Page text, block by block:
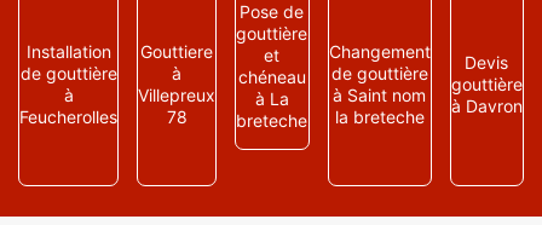
Installation
de gouttière
à
Feucherolles
Gouttiere
à
Villepreux
78
Pose de
gouttière
et
chéneau
à La
breteche
Changement
de gouttière
à Saint nom
la breteche
Devis
gouttière
à Davron